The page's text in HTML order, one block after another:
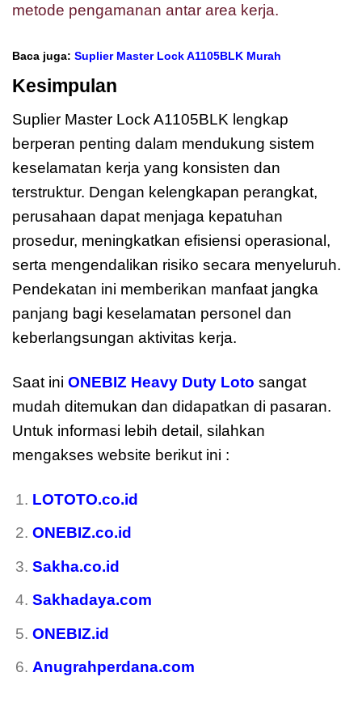
metode pengamanan antar area kerja.
Baca juga: Suplier Master Lock A1105BLK Murah
Kesimpulan
Suplier Master Lock A1105BLK lengkap
berperan penting dalam mendukung sistem
keselamatan kerja yang konsisten dan
terstruktur. Dengan kelengkapan perangkat,
perusahaan dapat menjaga kepatuhan
prosedur, meningkatkan efisiensi operasional,
serta mengendalikan risiko secara menyeluruh.
Pendekatan ini memberikan manfaat jangka
panjang bagi keselamatan personel dan
keberlangsungan aktivitas kerja.
Saat ini ONEBIZ Heavy Duty Loto sangat
mudah ditemukan dan didapatkan di pasaran.
Untuk informasi lebih detail, silahkan
mengakses website berikut ini :
LOTOTO.co.id
ONEBIZ.co.id
Sakha.co.id
Sakhadaya.com
ONEBIZ.id
Anugrahperdana.com